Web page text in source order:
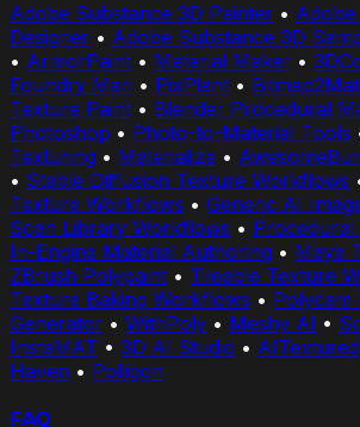
Adobe Substance 3D Painter •
Designer • Adobe Substance 3D
• ArmorPaint • Material Maker •
Foundry Mari • PixPlant •
Texture Paint • Blender Procedural
Photoshop • Photo-to-Material Tools
Texturing • Materialize •
• Stable Diffusion Texture Workflows
Texture Workflows • Generic AI
Scan Library Workflows • Procedural
In-Engine Material Authoring • Maya
ZBrush Polypaint • Tileable Texture
Texture Baking Workflows • Polycam
Generator • WithPoly • Meshy AI •
InstaMAT • 3D AI Studio • AITextured
Haven • Poliigon
FAQ